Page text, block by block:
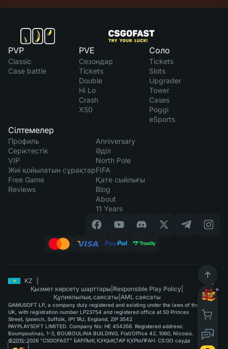
PVP
Classic
Case battle
PVE
Сезондар
Tickets
Double
Hi Lo
Crash
X50
Соло
Tickets
Slots
Upgrader
Tower
Cases
Poggi
eSports
Сілтемелер
Профиль
Серіктестік
VIP
Жиі қойылатын сұрақтар
Free Game
Reviews
Anniversary
Әділ
North Pole
FIFA
Қате сыйлығы
Blog
About
11 Years
KZ
Қызмет көрсету шарттары Responsible Play Policy
Құпиялылық саясаты AML саясаты
GAMUSOFT LP, a company duly registered and existing under the laws of the
UK, with registration number LP23754 and registered office at 50 Princes
Street, Ipswich, Suffolk, IP1 1RJ, England, ZIP 3542
PAYPLAYSOFT LIMITED. Company No: HE 454356. Registered address:
Boumpoulinas, 1-3, BOUBOULINA BUILDING, Flat/Office 42, 1060, Nicosia.
©2015-2026 "CSGOFAST" БАРЛЫҚ ҚҰҚЫҚТАР ҚҰРЫЛҒАН. CS:GO сауда
қызметі